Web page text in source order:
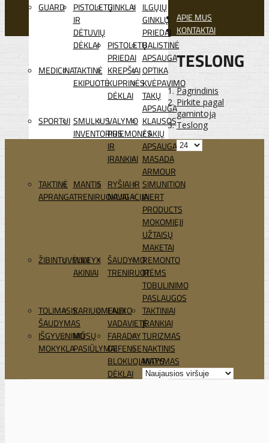
GUARD
PISTOLETŲ
IR
DĖTUVIŲ
DĖKLAI
GINKLAI ILGŲJŲ
GINKLŲ
PRIEDAI
PISTOLETŲ
PRIEDAI
BALISTINĖ
APSAUGA
MEDICINATAKTINĖ
EKIPUOTĖ
KREPŠIAI
KUPRINĖS
DĖKLAI
OPTIKA
KVĖPAVIMO
TAKŲ
APSAUGA
SPORTUI SMULKUS
INVENTORIUS
VALYMO
PRIEMONĖS
IR
ĮRANKIAI
KLAUSOS
/ AKIŲ
APSAUGA
MASADA
ARMOUR
TAKTINĖ
APRANGA
MANTIS
TRENIRUOKLIAI
RYŠIAI IR
NAVIGACIJA
SIMUNITION
INERT
PRODUCTS
MOKOMIEJI
UŽTAISŲ
MAKETAI
ŽIBINTUVĖLIAI
WILEYX
AKINIAI
ŠAUDYMO
TRENIRUOTĖMS
REMONTO
IR
TOBULINIMO
PASLAUGOS
TOLIMASIS
ŠAUDYMAS
KARIUOMENEI
LAUKO
VADAVIETĖ
TAKTINIAI
ĮRANKIAI
IŠGYVENIMO
MOKYKLA
MŪSŲ
PASIŪLYMAI
FARADAY
DEFENSE
BLOKUOJANTYS
DĖKLAI
TURIZMAS
NAKTINIS
MATYMAS
APIE MUS
KONTAKTAI
TESLONG
Pagrindinis
Pirkite pagal
gamintoją
Teslong